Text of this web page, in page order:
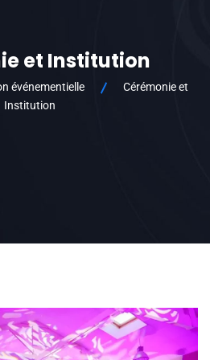
et Institution
événementielle
Cérémonie et
Institution